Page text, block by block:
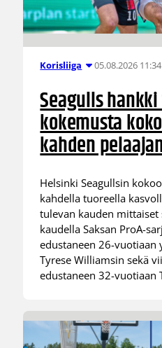
Korisliiga 05.08.2026 11:34
Seagulls
kokemusta
kahden
Helsinki Seagullsin
kahdella tuoreella
tulevan kauden
kaudella Saksan ProA-
edustaneen 26-vuotiaan
Tyrese Williamsin sekä
edustaneen 32-vuotiaan